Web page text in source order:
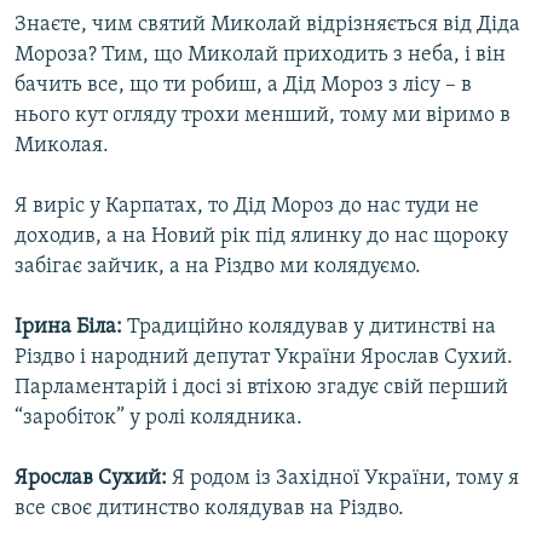
Знаєте, чим святий Миколай відрізняється від Діда
Мороза? Тим, що Миколай приходить з неба, і він
бачить все, що ти робиш, а Дід Мороз з лісу – в
нього кут огляду трохи менший, тому ми віримо в
Миколая.
Я виріс у Карпатах, то Дід Мороз до нас туди не
доходив, а на Новий рік під ялинку до нас щороку
забігає зайчик, а на Різдво ми колядуємо.
Ірина Біла: Традиційно колядував у дитинстві на
Різдво і народний депутат України Ярослав Сухий.
Парламентарій і досі зі втіхою згадує свій перший
“заробіток” у ролі колядника.
Ярослав Сухий: Я родом із Західної України, тому я
все своє дитинство колядував на Різдво.